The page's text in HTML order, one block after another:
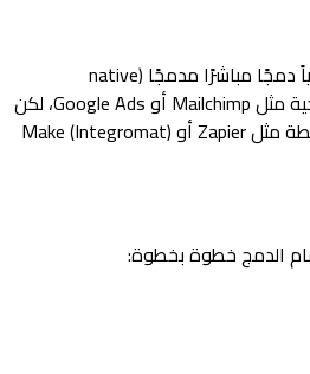
منصة Nomoow لا توفر حالياً دمجًا مباشرًا مدمجًا (native
integration) مع أدوات خارجية مثل Mailchimp أو Google Ads، لكن
يمكنك استخدام أدوات وسيطة مثل Zapier أو Make (Integromat)
الدمج خطوة بخطوة: